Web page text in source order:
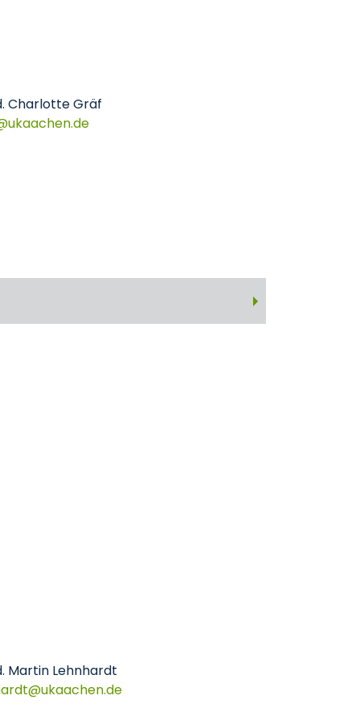
Charlotte Gräf
ukaachende
Martin Lehnhardt
ukaachende